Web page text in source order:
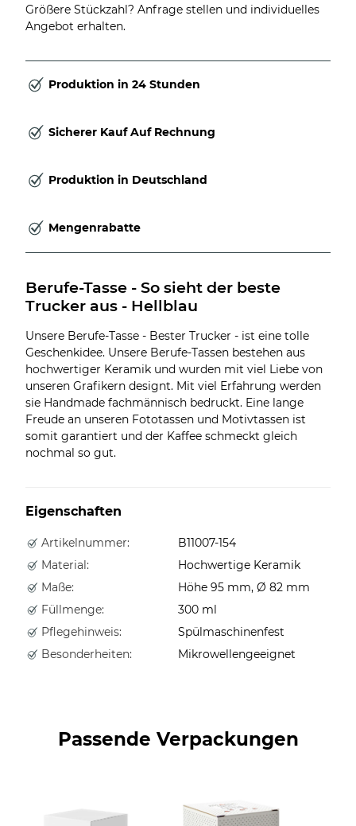
Größere Stückzahl? Anfrage stellen und individuelles
Angebot erhalten.
Produktion in 24 Stunden
Sicherer Kauf Auf Rechnung
Produktion in Deutschland
Mengenrabatte
Berufe-Tasse - So sieht der beste
Trucker aus - Hellblau
Unsere Berufe-Tasse - Bester Trucker - ist eine tolle
Geschenkidee. Unsere Berufe-Tassen bestehen aus
hochwertiger Keramik und wurden mit viel Liebe von
unseren Grafikern designt. Mit viel Erfahrung werden
sie Handmade fachmännisch bedruckt. Eine lange
Freude an unseren Fototassen und Motivtassen ist
somit garantiert und der Kaffee schmeckt gleich
nochmal so gut.
Eigenschaften
Artikelnummer:
B11007-154
Material:
Hochwertige Keramik
Maße:
Höhe 95 mm, Ø 82 mm
Füllmenge:
300 ml
Pflegehinweis:
Spülmaschinenfest
Besonderheiten:
Mikrowellengeeignet
Passende Verpackungen